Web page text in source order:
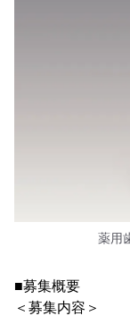
薬用
■募集概要
＜募集内容＞